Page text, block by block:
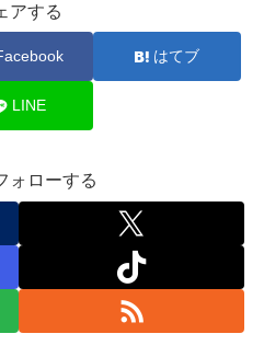
アする
はてブ
LINE
ォローする